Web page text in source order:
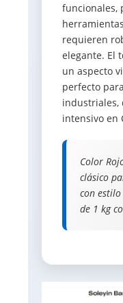
funcionales,
requieren
elegante. El
un aspecto
perfecto
industriales,
intensivo en
Color
clásico
con estilo
de 1 kg